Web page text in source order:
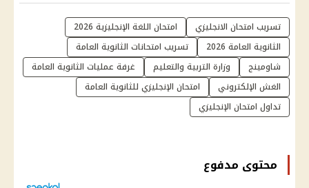
تسريب امتحان الانجليزي
امتحان اللغة الإنجليزية 2026
الثانوية العامة 2026
تسريب امتحانات الثانوية العامة
شاومينج
وزارة التربية والتعليم
غرفة عمليات الثانوية العامة
الغش الإلكتروني
امتحان الإنجليزي للثانوية العامة
تداول امتحان الإنجليزي
محتوى مدفوع